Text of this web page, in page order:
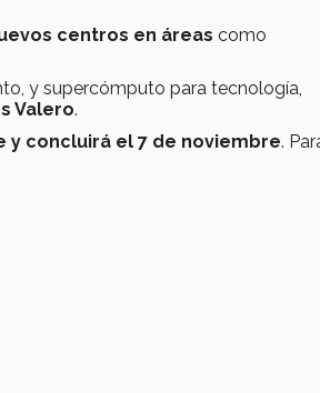
centros en áreas como
y supercómputo para tecnología,
Valero.
y concluirá el 7 de noviembre.